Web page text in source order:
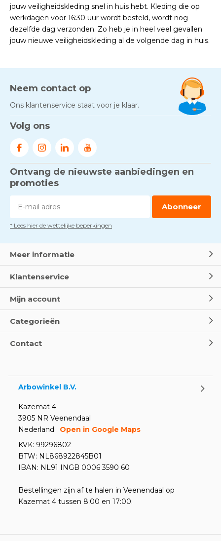
jouw veiligheidskleding snel in huis hebt. Kleding die op
werkdagen voor 16:30 uur wordt besteld, wordt nog
dezelfde dag verzonden. Zo heb je in heel veel gevallen
jouw nieuwe veiligheidskleding al de volgende dag in huis.
Neem contact op
Ons klantenservice staat voor je klaar.
Volg ons
Ontvang de nieuwste aanbiedingen en
promoties
Abonneer
* Lees hier de wettelijke beperkingen
Meer informatie
Klantenservice
Mijn account
Categorieën
Contact
Arbowinkel B.V.
Kazemat 4
3905 NR Veenendaal
Nederland
Open in Google Maps
KVK: 99296802
BTW: NL868922845B01
IBAN: NL91 INGB 0006 3590 60
Bestellingen zijn af te halen in Veenendaal op
Kazemat 4 tussen 8:00 en 17:00.